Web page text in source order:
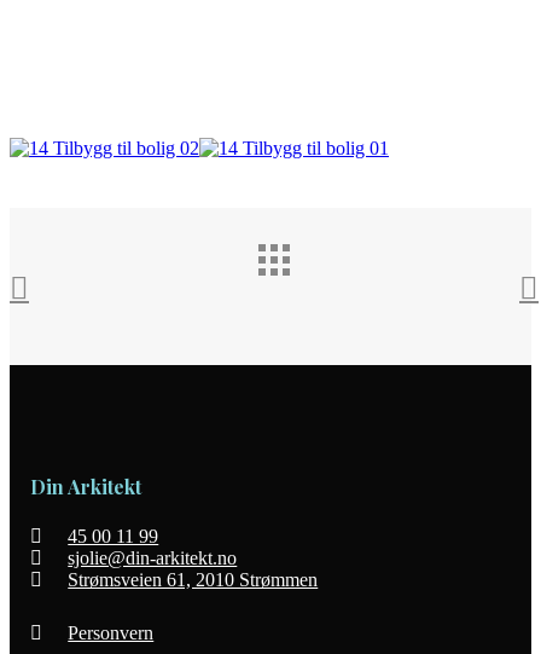
Din Arkitekt
45 00 11 99
sjolie@din-arkitekt.no
Strømsveien 61, 2010 Strømmen
Personvern